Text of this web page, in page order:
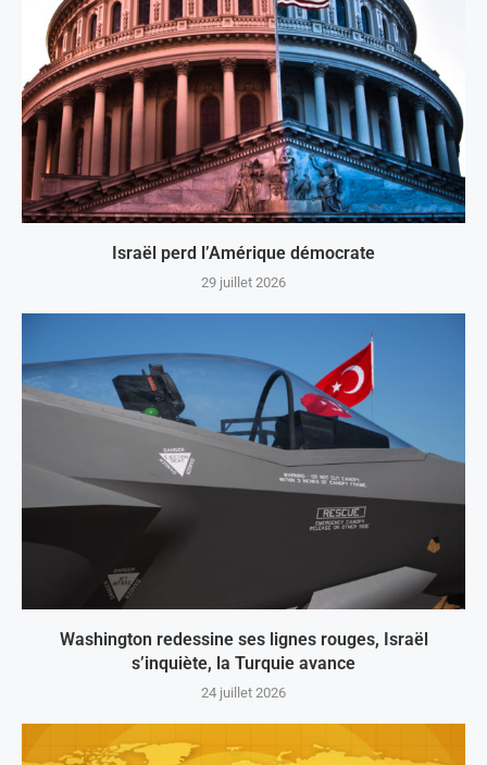
Israël perd l’Amérique démocrate
29 juillet 2026
Washington redessine ses lignes rouges, Israël
s’inquiète, la Turquie avance
24 juillet 2026